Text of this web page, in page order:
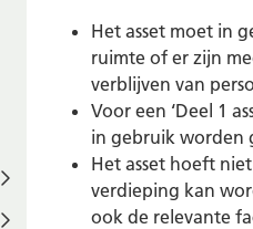
Het asset moet in
ruimte of er zijn
verblijven van
Voor een ‘Deel 1
in gebruik worden
Het asset hoeft
verdieping kan
ook de relevante